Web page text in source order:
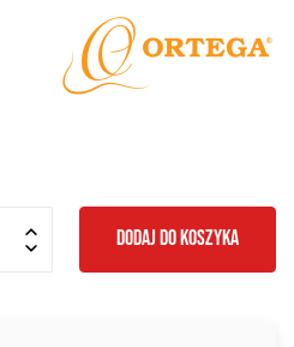
DODAJ DO KOSZYKA